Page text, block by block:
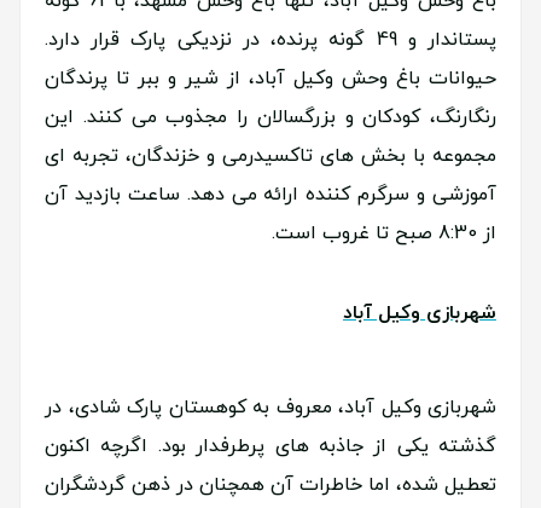
پستاندار و 49 گونه پرنده، در نزدیکی پارک قرار دارد.
حیوانات باغ وحش وکیل آباد، از شیر و ببر تا پرندگان
رنگارنگ، کودکان و بزرگسالان را مجذوب می کنند. این
مجموعه با بخش های تاکسیدرمی و خزندگان، تجربه ای
آموزشی و سرگرم کننده ارائه می دهد. ساعت بازدید آن
از 8:30 صبح تا غروب است.
شهربازی وکیل آباد
شهربازی وکیل آباد، معروف به کوهستان پارک شادی، در
گذشته یکی از جاذبه های پرطرفدار بود. اگرچه اکنون
تعطیل شده، اما خاطرات آن همچنان در ذهن گردشگران